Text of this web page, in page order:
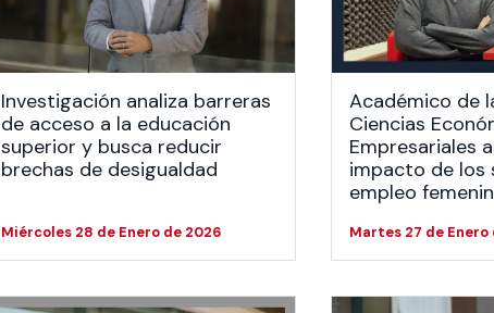
Noticias estudiantiles
Investigación analiza barreras
de acceso a la educación
superior y busca reducir
brechas de desigualdad
Miércoles 28 de Enero de 2026
Académico de
Ciencias
Empresariales
impacto de los
empleo
Martes 27 de Enero